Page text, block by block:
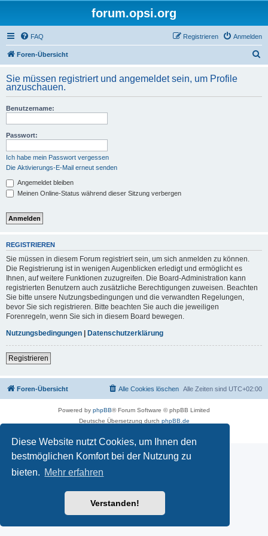
Diese Website nutzt Cookies, um Ihnen den
bestmöglichen Komfort bei der Nutzung zu
bieten. Mehr erfahren
Verstanden!
forum.opsi.org
FAQ Anmelden
Registrieren
Foren-Übersicht
h
Sie müssen registriert und angemeldet sein, um Profile
anzuschauen.
Benutzername:
Passwort:
Ich habe mein Passwort vergessen
Die Aktivierungs-E-Mail erneut senden
Angemeldet bleiben
Meinen Online-Status während dieser Sitzung verbergen
REGISTRIEREN
Sie müssen in diesem Forum registriert sein, um sich anmelden zu können.
Die Registrierung ist in wenigen Augenblicken erledigt und ermöglicht es
Ihnen, auf weitere Funktionen zuzugreifen. Die Board-Administration kann
registrierten Benutzern auch zusätzliche Berechtigungen zuweisen. Beachten
Sie bitte unsere Nutzungsbedingungen und die verwandten Regelungen,
bevor Sie sich registrieren. Bitte beachten Sie auch die jeweiligen
Forenregeln, wenn Sie sich in diesem Board bewegen.
Nutzungsbedingungen | Datenschutzerklärung
Registrieren
Foren-Übersicht Alle Zeiten sind UTC+02:00
Alle Cookies löschen
Powered by phpBB® Forum Software © phpBB Limited
Deutsche Übersetzung durch phpBB.de